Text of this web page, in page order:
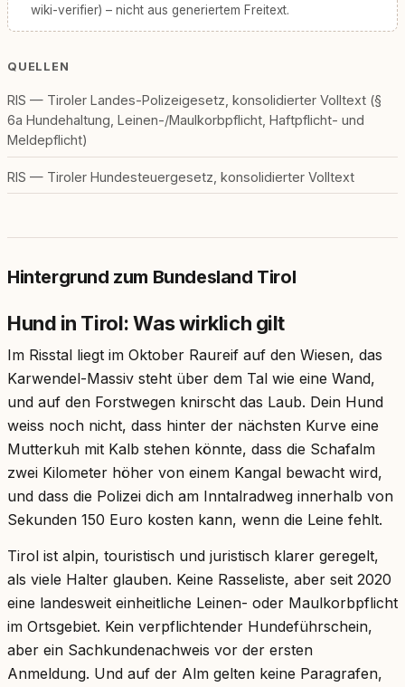
wiki-verifier) – nicht aus generiertem Freitext.
QUELLEN
RIS — Tiroler Landes-Polizeigesetz, konsolidierter Volltext (§
6a Hundehaltung, Leinen-/Maulkorbpflicht, Haftpflicht- und
Meldepflicht)
RIS — Tiroler Hundesteuergesetz, konsolidierter Volltext
Hintergrund zum Bundesland Tirol
Hund in Tirol: Was wirklich gilt
Im Risstal liegt im Oktober Raureif auf den Wiesen, das
Karwendel-Massiv steht über dem Tal wie eine Wand,
und auf den Forstwegen knirscht das Laub. Dein Hund
weiss noch nicht, dass hinter der nächsten Kurve eine
Mutterkuh mit Kalb stehen könnte, dass die Schafalm
zwei Kilometer höher von einem Kangal bewacht wird,
und dass die Polizei dich am Inntalradweg innerhalb von
Sekunden 150 Euro kosten kann, wenn die Leine fehlt.
Tirol ist alpin, touristisch und juristisch klarer geregelt,
als viele Halter glauben. Keine Rasseliste, aber seit 2020
eine landesweit einheitliche Leinen- oder Maulkorbpflicht
im Ortsgebiet. Kein verpflichtender Hundeführschein,
aber ein Sachkundenachweis vor der ersten
Anmeldung. Und auf der Alm gelten keine Paragrafen,